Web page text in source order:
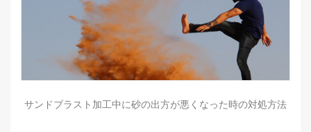
サンドブラスト加工中に砂の出方が悪くなった時の対処方法